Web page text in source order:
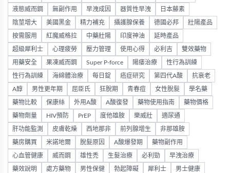
液態威而鋼 無副作用 早洩成因 器質性早洩 日本藤素
陰莖增大 美國黑金 精力補充 攝護腺保養 德國必邦 壯陽產品
按需服用 紅魔威格拉 中藥壯陽 印度神油 延時產品
超級犀利士 心理疲勞 壓力管理 使用心得 必利吉 雙效藥物
用藥安全 果凍威而鋼 Super P-force 陽痿治療 性行為訓練
性行為訓練 海綿體治療 每日錠 癌症研究 第四代A酸 抗衰老
A醇 男性更年期 屈臣氏 狂脫期 青春痘 女性脫髮 學名藥
藥物比較 保康絲 外用A酸 A酸復發 藥物使用指南 藥物價格
藥物劑量 HIV預防 PrEP 度他雄胺 樂威壯 適尿通
肝功能監測 皮膚乾燥 西地那非 前列腺增生 非那雄胺
藥房購買 米諾地爾 脫髮原因 A酸爆發期 藥物副作用
心血管健康 威而鋼 雄性禿 生髮治療 必利勁 早洩治療
藥效說明 處方藥物 男性保健 勃起障礙 犀利士 男士健康